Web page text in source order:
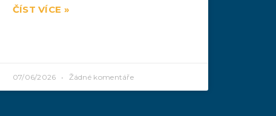
ČÍST VÍCE »
07/06/2026 Žádné komentáře